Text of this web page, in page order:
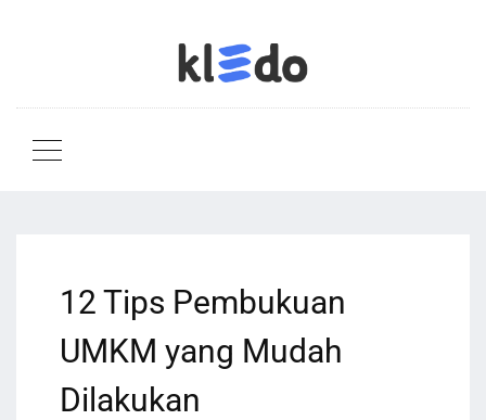
12 Tips Pembukuan
UMKM yang Mudah
Dilakukan